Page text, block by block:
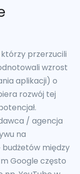
przerzucili
wzrost
aplikacji) o
rozwój tej
/ agencja
na
między
Google często